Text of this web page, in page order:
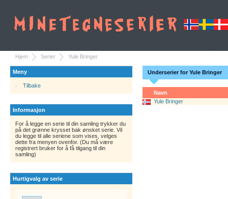
Hjem Serier Yule Bringer
Meny
Tilbake
Informasjon
For å legge en serie til din samling trykker du
på det grønne krysset bak ønsket serie. Vil
du legge til alle seriene som vises, velges
dette fra menyen ovenfor. (Du må være
registrert bruker for å få tilgang til din
samling)
Hurtigvalg av serie
Underserier for Yule Bringer
Navn
Yule Bringer